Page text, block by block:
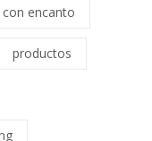
encanto
productos